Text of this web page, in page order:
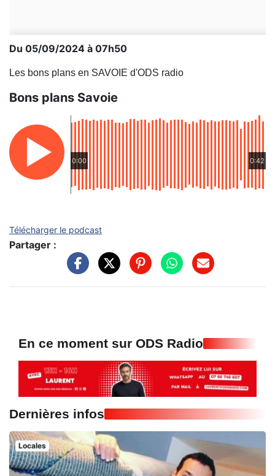
Du 05/09/2024 à 07h50
Les bons plans en SAVOIE d'ODS radio
Bons plans Savoie
0:00 0:42
Télécharger le podcast
Partager :
En ce moment sur ODS Radio
Dernières infos
Locales